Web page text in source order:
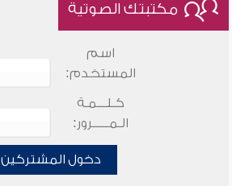
مكتبتك الصوتية
اسم
المستخدم:
كـلـــمـة
الـمـــــرور:
دخول المشتركين